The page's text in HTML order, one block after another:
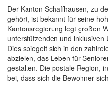
Der Kanton Schaffhausen, zu
gehört, ist bekannt für seine
Kantonsregierung legt großen
unterstützenden und inklusiven
Dies spiegelt sich in den
abzielen, das Leben für
gestalten. Die postale Region,
bei, dass sich die Bewohner